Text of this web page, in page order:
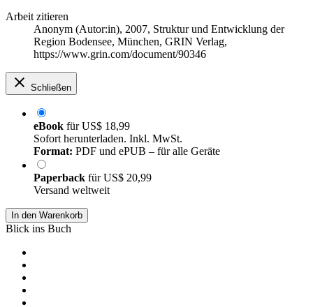
Arbeit zitieren
Anonym (Autor:in), 2007, Struktur und Entwicklung der
Region Bodensee, München, GRIN Verlag,
https://www.grin.com/document/90346
Schließen
eBook fürUS$ 18,99
Sofort herunterladen. Inkl. MwSt.
Format: PDF und ePUB – für alle Geräte
Paperback fürUS$ 20,99
Versand weltweit
In den Warenkorb
Blick ins Buch